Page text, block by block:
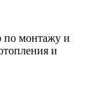
по монтажу и
и